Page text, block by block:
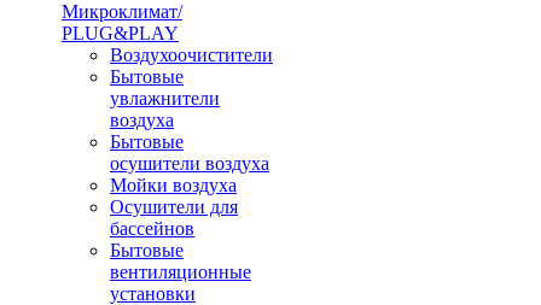
Микроклимат/
PLUG&PLAY
Воздухоочистители
Бытовые
увлажнители
воздуха
Бытовые
осушители воздуха
Мойки воздуха
Осушители для
бассейнов
Бытовые
вентиляционные
установки